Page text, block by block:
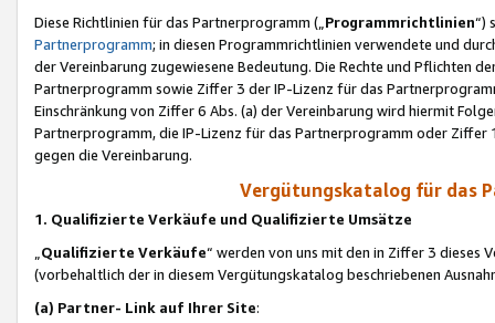
Diese Richtlinien für das Partnerprogramm („Programmrichtlinien“)
Partnerprogramm; in diesen Programmrichtlinien verwendete und
der Vereinbarung zugewiesene Bedeutung. Die Rechte und Pflichten
Partnerprogramm sowie Ziffer 3 der IP-Lizenz für das
Einschränkung von Ziffer 6 Abs. (a) der Vereinbarung wird hiermit
Partnerprogramm, die IP-Lizenz für das Partnerprogramm oder
gegen die Vereinbarung.
Vergütungskatalog für das
1. Qualifizierte Verkäufe und Qualifizierte Umsätze
Qualifizierte Verkäufe“ werden von uns mit den in Ziffer 3
(vorbehaltlich der in diesem Vergütungskatalog beschriebenen
(a) Partner- Link auf Ihrer Site: